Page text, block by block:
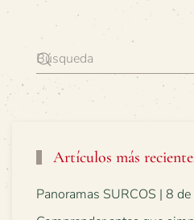
Artículos más
Panoramas SURCOS | 8